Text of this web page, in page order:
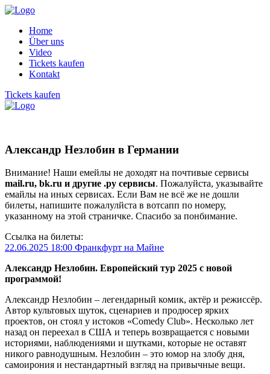
Home
Über uns
Video
Tickets kaufen
Kontakt
Tickets kaufen
Александр Незлобин в Германии
Внимание! Наши емейлы не доходят на почтивые сервисы
mail.ru, bk.ru и другие .ру сервисы. Пожалуйста, указывайте
емайлы на иных сервисах. Если Вам не всё же не дошли
билеты, напишите пожалулйста в вотсапп по номеру,
указанному на этой страничке. Спасибо за понбимание.
Ссылка на билеты:
22.06.2025 18:00 Франкфурт на Майне
Александр Незлобин. Европейский тур 2025 с новой
программой!
Александр Незлобин – легендарный комик, актёр и режиссёр.
Автор культовых шуток, сценариев и продюсер ярких
проектов, он стоял у истоков «Comedy Club». Несколько лет
назад он переехал в США и теперь возвращается с новыми
историями, наблюдениями и шутками, которые не оставят
никого равнодушным. Незлобин – это юмор на злобу дня,
самоирония и нестандартный взгляд на привычные вещи.